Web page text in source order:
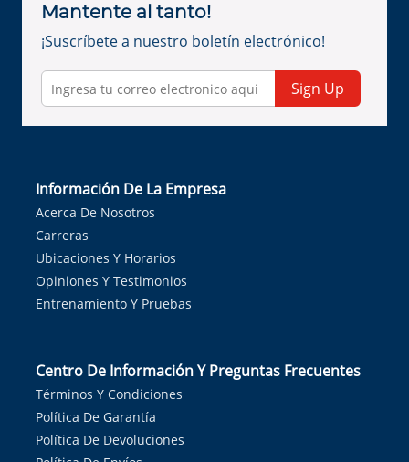
Mantente al tanto!
¡Suscríbete a nuestro boletín electrónico!
Sign Up
Información De La Empresa
Acerca De Nosotros
Carreras
Ubicaciones Y Horarios
Opiniones Y Testimonios
Entrenamiento Y Pruebas
Centro De Información Y Preguntas Frecuentes
Términos Y Condiciones
Política De Garantía
Política De Devoluciones